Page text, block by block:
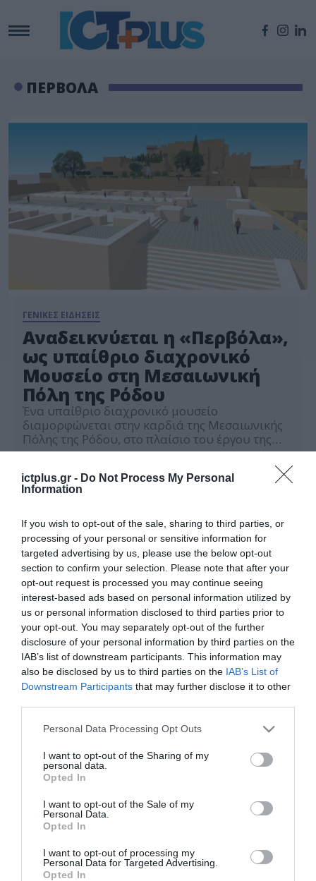
ictplus.gr - Do Not Process My Personal
Information
If you wish to opt-out of the sale, sharing to third parties, or
processing of your personal or sensitive information for
targeted advertising by us, please use the below opt-out
section to confirm your selection. Please note that after your
opt-out request is processed you may continue seeing
interest-based ads based on personal information utilized by
us or personal information disclosed to third parties prior to
your opt-out. You may separately opt-out of the further
disclosure of your personal information by third parties on the
IAB’s list of downstream participants. This information may
also be disclosed by us to third parties on the IAB’s List of
Downstream Participants that may further disclose it to other
Please note that this website/app uses one or more Google
not limited to your visit or usage behaviour. You may click to
grant or deny consent to Google and its third-party tags to
use your data for below specified purposes in below Google
consent section.
Personal Data Processing Opt Outs
I want to opt-out of the Sharing of my
personal data.
Opted In
I want to opt-out of the Sale of my
Personal Data.
Opted In
I want to opt-out of processing my
Personal Data for Targeted Advertising.
Opted In
ΠΕΡΒΟΛΑ
ΓΕΝΙΚΕΣ ΕΙΔΗΣΕΙΣ
Αναδεικνύεται η «Περβόλα»,
ως υπαίθριο διαχρονικό
Μουσείο στη Μεσαιωνική
Πόλη της Ρόδου
Ένα υπαίθριο διαχρονικό μουσείο
διαμορφώνεται στην καρδιά της Μεσαιωνικής
Πόλης της Ρόδου, στο πλαίσιο του έργου της
ανάδειξης και διαμόρφωσης του
περιβάλλει τα αρχαία νεώρια και τους
μεσαιωνικούς κήπους του Παλατιού του
μουσειολογικής μελέτης για την ενοποίηση των
χώρων -επί της οποίας γνωμοδότησε ομόφωνα
θετικά […]